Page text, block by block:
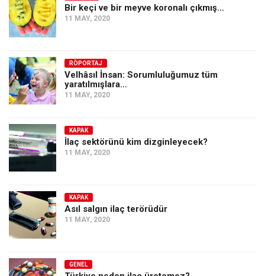
Asya
Amerika
Avustralya
Tarih
Düşünce
Dosyalar
Bir keçi ve bir meyve koronalı çıkmış…
11 MAY, 2020
RÖPORTAJ
Velhâsıl İnsan: Sorumluluğumuz tüm
yaratılmışlara…
11 MAY, 2020
KAPAK
İlaç sektörünü kim dizginleyecek?
11 MAY, 2020
KAPAK
Asıl salgın ilaç terörüdür
11 MAY, 2020
GENEL